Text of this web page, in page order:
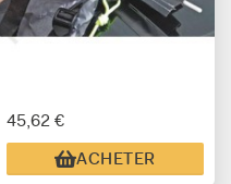
45,62 €
ACHETER